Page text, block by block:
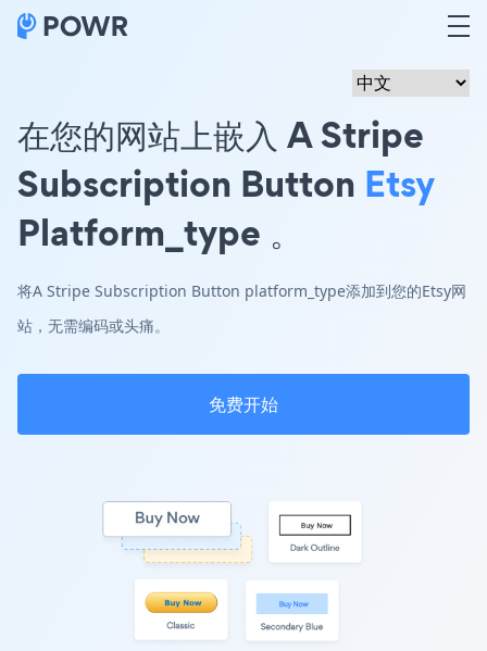
在您的网站上嵌入 A Stripe
Subscription Button Etsy
Platform_type 。
将A Stripe Subscription Button platform_type添加到您的Etsy网
站，无需编码或头痛。
免费开始